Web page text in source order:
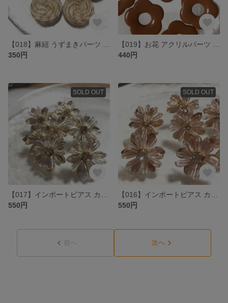
350円
440円
SOLD OUT
550円
SOLD OUT
550円
前へ 次へ